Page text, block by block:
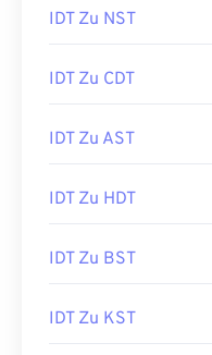
IDT Zu NST
IDT Zu CDT
IDT Zu AST
IDT Zu HDT
IDT Zu BST
IDT Zu KST